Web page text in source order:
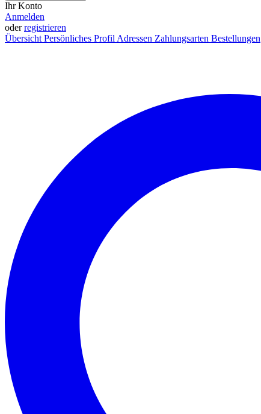
Ihr Konto
Anmelden
oderregistrieren
ÜbersichtPersönliches ProfilAdressen Zahlungsarten Bestellungen